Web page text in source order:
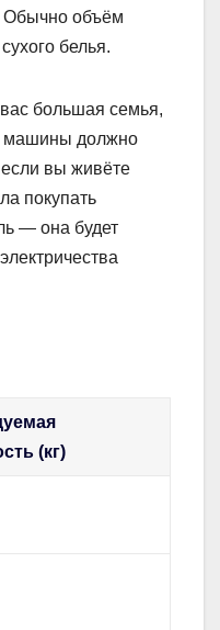
Обычно объём
белья.
большая семья,
машины должно
вы живёте
покупать
— она будет
(кг)